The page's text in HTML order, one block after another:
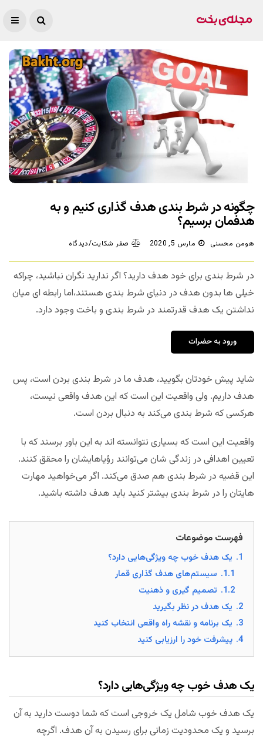
چگونه در شرط بندی هدف گذاری کنیم و به
هدفمان برسیم؟
هومن محسنی مارس 5, 2020 صفر شکایت/دیدگاه
در شرط بندی برای خود هدف دارید؟ اگر ندارید نگران نباشید، چراکه
خیلی ها بدون هدف در دنیای شرط بندی هستند،اما رابطه ای میان
نداشتن یک هدف قدرتمند در شرط بندی و باخت وجود دارد.
ورود به حضرات
شاید پیش خودتان بگویید، هدف ما در شرط بندی بردن است، پس
هدف داریم. ولی واقعیت این است که این هدف واقعی نیست،
هرکسی که شرط بندی می‌کند به دنبال بردن است.
واقعیت این است که بسیاری نتوانسته اند به این باور برسند که با
تعیین اهدافی در زندگی شان می‌توانند رؤیاهایشان را محقق کنند.
این قضیه در شرط بندی هم صدق می‌کند. اگر می‌خواهید مهارت
هایتان را در شرط بندی بیشتر کنید باید هدف داشته باشید.
فهرست موضوعات
1. یک هدف خوب چه ویژگی‌هایی دارد؟
1.1. سیستم‌های هدف گذاری قمار
1.2. تصمیم گیری و ذهنیت
2. یک هدف در نظر بگیرید
3. یک برنامه و نقشه راه واقعی انتخاب کنید
4. پیشرفت خود را ارزیابی کنید
یک هدف خوب چه ویژگی‌هایی دارد؟
یک هدف خوب شامل یک خروجی است که شما دوست دارید به آن
برسید و یک محدودیت زمانی برای رسیدن به آن هدف. اگرچه